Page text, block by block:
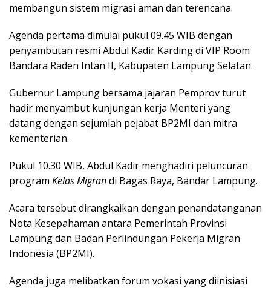
membangun sistem migrasi aman dan terencana.
Agenda pertama dimulai pukul 09.45 WIB dengan
penyambutan resmi Abdul Kadir Karding di VIP Room
Bandara Raden Intan II, Kabupaten Lampung Selatan.
Gubernur Lampung bersama jajaran Pemprov turut
hadir menyambut kunjungan kerja Menteri yang
datang dengan sejumlah pejabat BP2MI dan mitra
kementerian.
Pukul 10.30 WIB, Abdul Kadir menghadiri peluncuran
program Kelas Migrandi Bagas Raya, Bandar Lampung.
Acara tersebut dirangkaikan dengan penandatanganan
Nota Kesepahaman antara Pemerintah Provinsi
Lampung dan Badan Perlindungan Pekerja Migran
Indonesia (BP2MI).
Agenda juga melibatkan forum vokasi yang diinisiasi